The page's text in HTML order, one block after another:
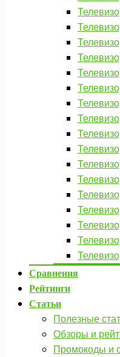
Сравнения
Рейтинги
Статьи
Полезные
Обзоры и
Промокоды и